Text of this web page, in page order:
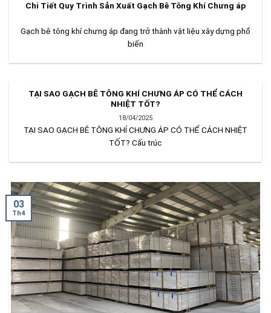
Chi Tiết Quy Trình Sản Xuất Gạch Bê Tông Khí Chưng áp
Gạch bê tông khí chưng áp đang trở thành vật liệu xây dựng phổ
biến
TẠI SAO GẠCH BÊ TÔNG KHÍ CHƯNG ÁP CÓ THỂ CÁCH
NHIỆT TỐT?
18/04/2025
TẠI SAO GẠCH BÊ TÔNG KHÍ CHƯNG ÁP CÓ THỂ CÁCH NHIỆT
TỐT? Cấu trúc
03
Th4